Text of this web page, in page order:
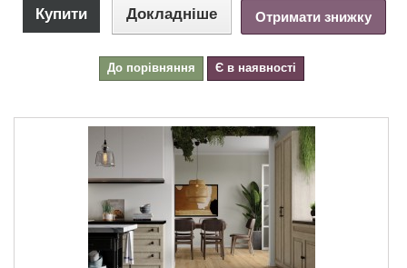
Купити Докладніше Отримати знижку
До порівняння Є в наявності